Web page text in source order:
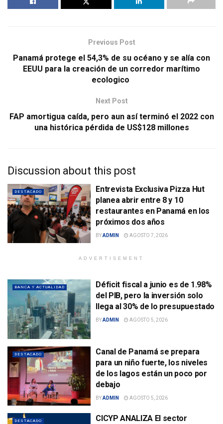
Previous Post
Panamá protege el 54,3% de su océano y se alía con
EEUU para la creación de un corredor marítimo
ecologico
Next Post
FAP amortigua caída, pero aun así terminó el 2022 con
una histórica pérdida de US$128 millones
Discussion about this post
DESTACADO
Entrevista Exclusiva Pizza Hut
planea abrir entre 8 y 10
restaurantes en Panamá en los
próximos dos años
BYADMIN AGOSTO 7, 2026
ADVERTISEMENT
BANCA Y ACTUALIDAD
Déficit fiscal a junio es de 1.98%
del PIB, pero la inversión solo
llega al 30% de lo presupuestado
BYADMIN AGOSTO 5, 2026
DESTACADO
Canal de Panamá se prepara
para un niño fuerte, los niveles
de los lagos están un poco por
debajo
BYADMIN AGOSTO 5, 2026
DESTACADO
CICYP ANALIZA El sector